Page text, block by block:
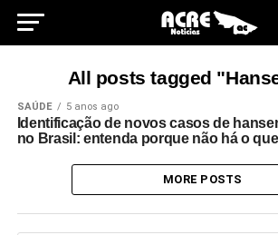
All posts tagged
SAÚDE 5 anos ago
Identificação de novos casos de
no Brasil: entenda porque não há o
MORE POSTS